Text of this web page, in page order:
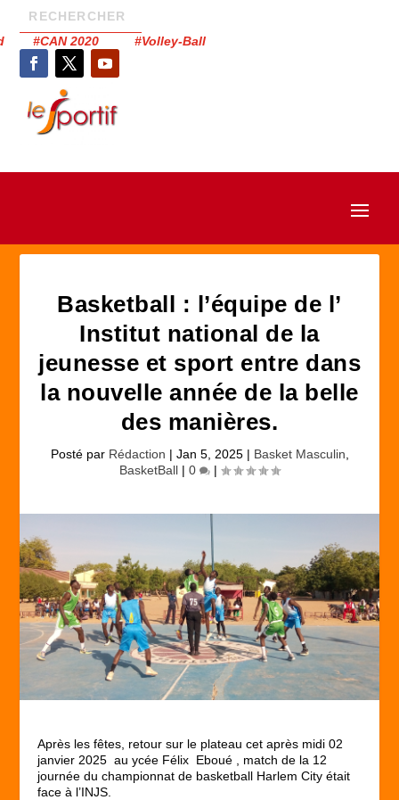
#CAN 2020 #Volley-Ball
Basketball : l’équipe de l’
Institut national de la
jeunesse et sport entre dans
la nouvelle année de la belle
des manières.
Posté par Rédaction | Jan 5, 2025| Basket Masculin
BasketBall | 0 |
Après les fêtes, retour sur le plateau cet après midi 02
janvier 2025 au ycée Félix Eboué , match de la 12
journée du championnat de basketball Harlem City était
face à l’INJS.